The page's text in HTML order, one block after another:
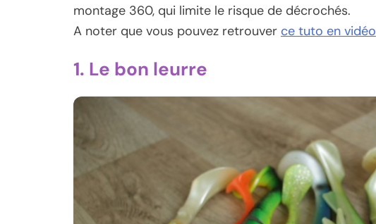
montage 360, qui limite le risque de décrochés.
A noter que vous pouvez retrouver ce tuto en vidéo
1. Le bon leurre